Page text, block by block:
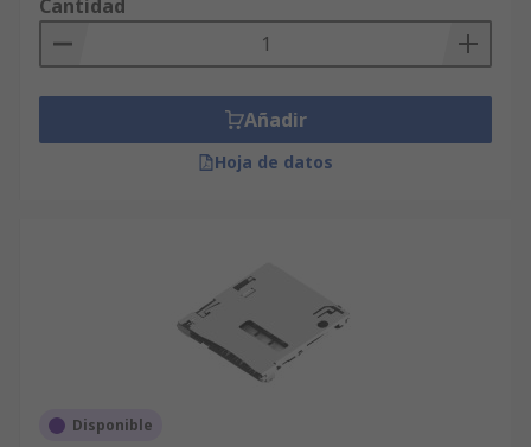
Cantidad
Añadir
Hoja de datos
Disponible